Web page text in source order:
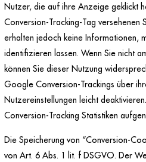
Nutzer, die auf ihre Anzeige geklickt
Conversion-Tracking-Tag versehenen
erhalten jedoch keine Informationen,
identifizieren lassen. Wenn Sie nicht
können Sie dieser Nutzung
Google Conversion-Trackings über
Nutzereinstellungen leicht
Conversion-Tracking Statistiken
Die Speicherung von “Conversion-
von Art. 6 Abs. 1 lit. f DSGVO. Der